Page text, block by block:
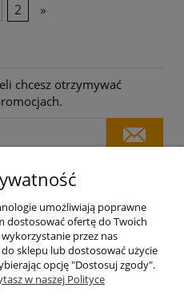
2 »
chcesz otrzymywać
konto
i dostawa
umożliwiają poprawne
dostosować ofertę do Twoich
przez nas
sklepu lub dostosować użycie
opcję "Dostosuj zgody".
w naszej Polityce